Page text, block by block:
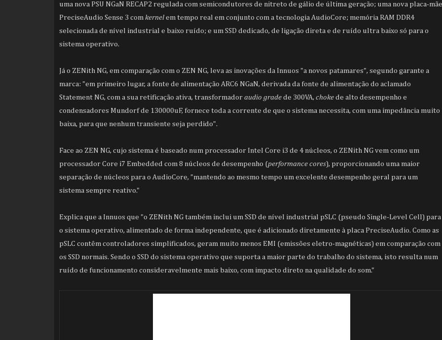
uma nova PSU NGaN RECAP2 regulada com semicondutores de nitreto de gálio de última geração; uma nova placa-mãe
PreciseAudio Sense 3 com kernel em tempo real em conjunto com a tecnologia AudioCore; memória RAM DDR4
selecionada de nível industrial e baixo ruído; e um SSD dedicado, de ligação direta e de ruído ultra baixo só para o
sistema operativo.
Já o ZENith NG, em comparação com o ZEN NG, leva as inovações da Innuos "a novos patamares", segundo garante a
marca: "em primeiro lugar, a fonte de alimentação ARC6 NGaN, derivada da fonte de alimentação do aclamado
Statement NG, com a sua retificação ativa, transformador audio gradede 300VA, choke de alto desempenho e
condensadores Mundorf de 130000uF, fornece toda a corrente de que o sistema necessita, com uma impedância muito
baixa, para que nenhum transiente seja perdido".
Face ao ZEN NG, cujo sistema é baseado num processador Intel Core i3 de 4 núcleos, o ZENith NG vem como um
processador Core i7 Embedded com 8 núcleos de desempenho (performance cores), proporcionando uma maior
separação de núcleos para o AudioCore, "mantendo ao mesmo tempo um excelente desempenho geral para um
sistema sempre reativo."
Explica que a Innuos que "o ZENith NG também inclui um SSD de nível industrial pSLC (pseudo Single-Level Cell) para
o sistema operativo, alimentado de forma independente, que é adicionado diretamente à placa PreciseAudio. Como as
pSLC contêm controladores simplificados, geram muito menos EMI (emissões eletro-magnéticas) em comparação com
os SSD normais. Sendo o SSD do sistema operativo que suporta a maior parte do trabalho do sistema, isto resulta num
ruído de funcionamento consideravelmente mais baixo, com impacto direto na qualidade do som."